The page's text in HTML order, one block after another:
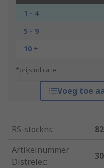
1 - 4
5 - 9
10 +
*prijsindicatie
Voeg toe
RS-stocknr.:
Artikelnummer
Distrelec: